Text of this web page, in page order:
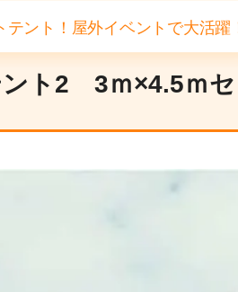
ント！屋外イベントで大活躍
ト2 3ｍ×4.5ｍセ